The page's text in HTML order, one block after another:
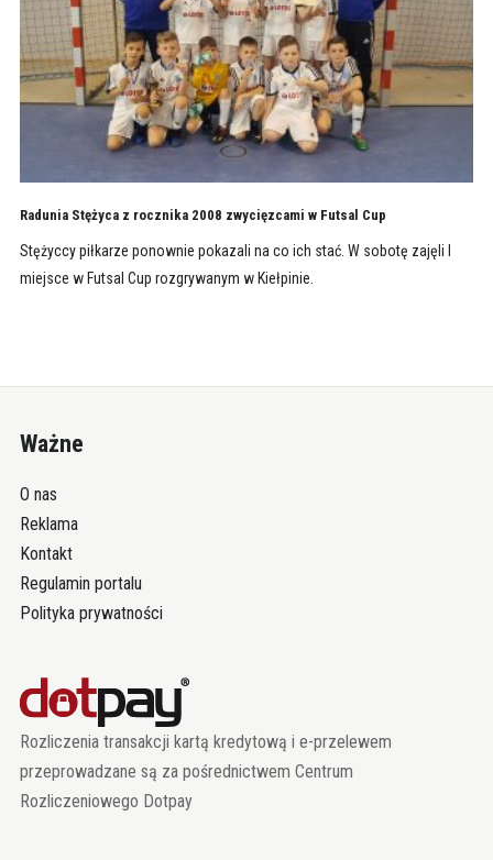
Radunia Stężyca z rocznika 2008 zwycięzcami w Futsal Cup
Stężyccy piłkarze ponownie pokazali na co ich stać. W sobotę zajęli I
miejsce w Futsal Cup rozgrywanym w Kiełpinie.
Ważne
O nas
Reklama
Kontakt
Regulamin portalu
Polityka prywatności
Rozliczenia transakcji kartą kredytową i e-przelewem
przeprowadzane są za pośrednictwem Centrum
Rozliczeniowego Dotpay